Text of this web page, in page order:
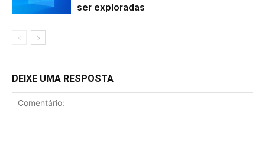
ser exploradas
DEIXE UMA RESPOSTA